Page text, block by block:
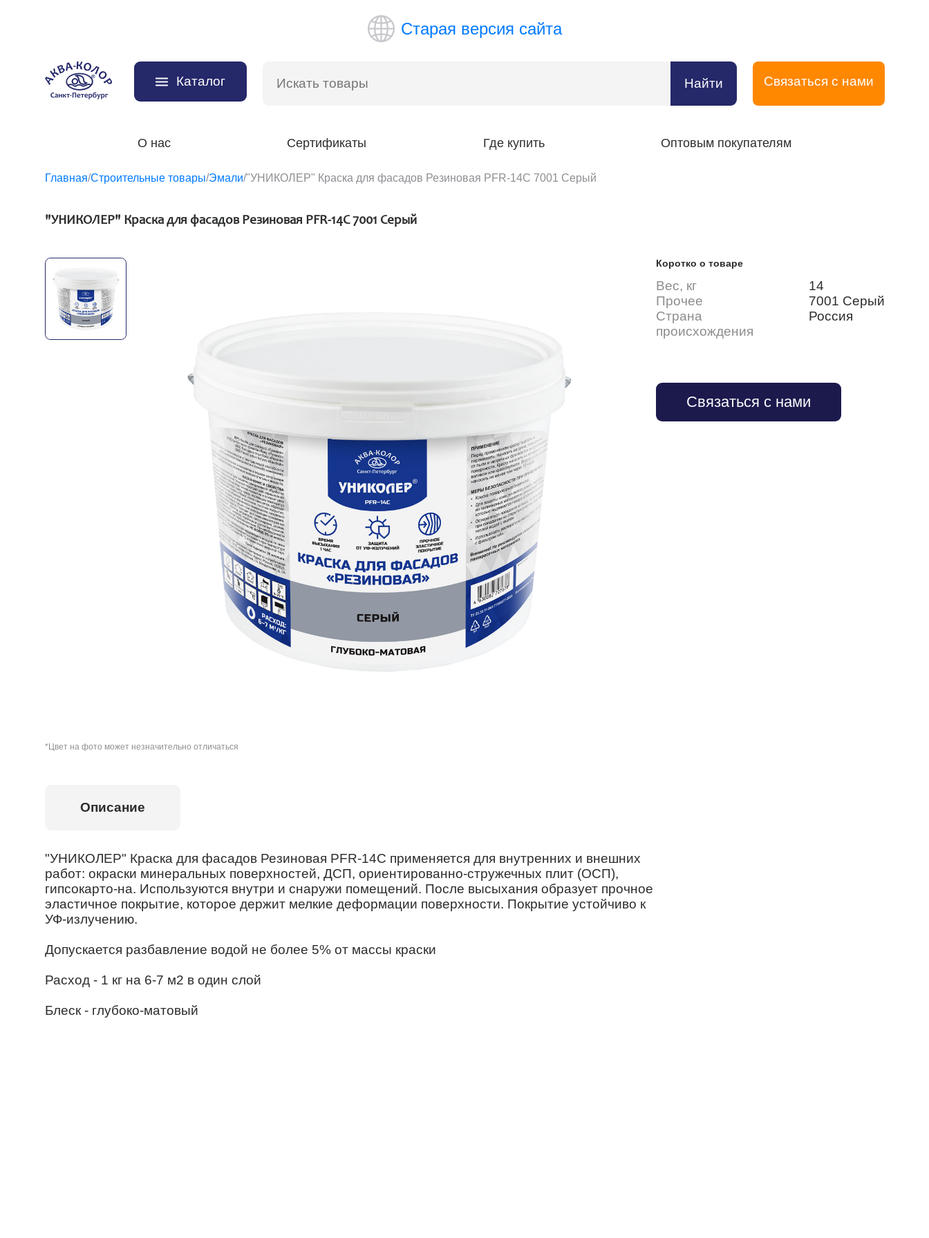
Старая версия сайта
Каталог Найти Связаться с нами
О нас Сертификаты Где купить Оптовым покупателям
Главная/Строительные товары/Эмали/"УНИКОЛЕР" Краска для фасадов Резиновая PFR-14C 7001 Серый
"УНИКОЛЕР" Краска для фасадов Резиновая PFR-14C 7001 Серый
*Цвет на фото может незначительно отличаться
Коротко о товаре
Вес, кг
14
Прочее
7001 Серый
Страна
происхождения
Россия
Связаться с нами
Описание
"УНИКОЛЕР" Краска для фасадов Резиновая PFR-14С применяется для внутренних и внешних
работ: окраски минеральных поверхностей, ДСП, ориентированно-стружечных плит (ОСП),
гипсокарто-на. Используются внутри и снаружи помещений. После высыхания образует прочное
эластичное покрытие, которое держит мелкие деформации поверхности. Покрытие устойчиво к
УФ-излучению.
Допускается разбавление водой не более 5% от массы краски
Расход - 1 кг на 6-7 м2 в один слой
Блеск - глубоко-матовый